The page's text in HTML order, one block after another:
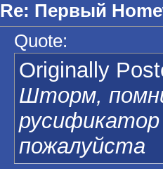
Re: Первый
Quote:
Originally
Шторм,
пожалуйста